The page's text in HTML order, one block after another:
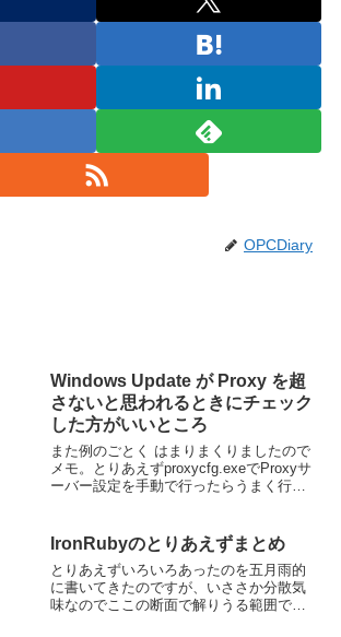
OPCDiary
Windows Update が Proxy を超
さないと思われるときにチェック
した方がいいところ
また例のごとく はまりまくりましたので
メモ。とりあえずproxycfg.exeでProxyサ
ーバー設定を手動で行ったらうまく行く
Web ...
IronRubyのとりあえずまとめ
とりあえずいろいろあったのを五月雨的
に書いてきたのですが、いささか分散気
味なのでここの断面で解りうる範囲で情